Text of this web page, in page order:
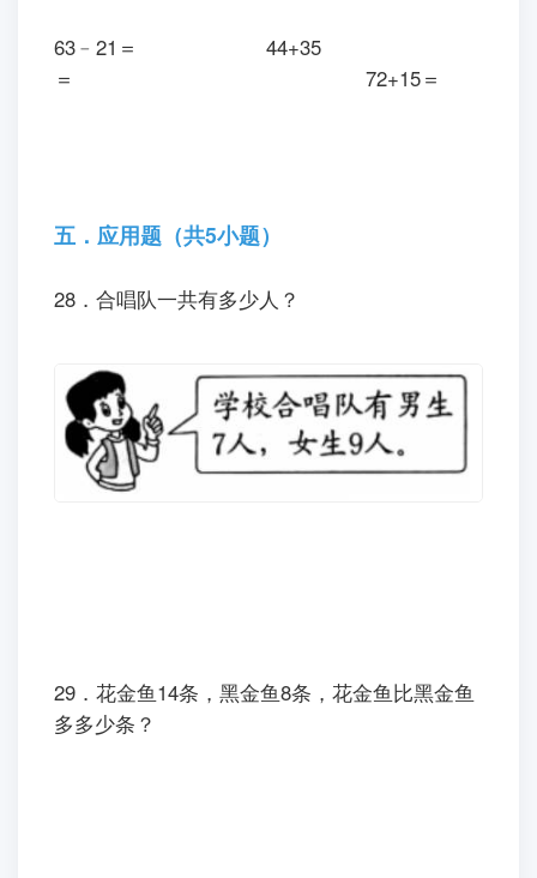
63﹣21＝ 44+35
＝ 72+15＝
五．应用题（共5小题）
28．合唱队一共有多少人？
29．花金鱼14条，黑金鱼8条，花金鱼比黑金鱼
多多少条？